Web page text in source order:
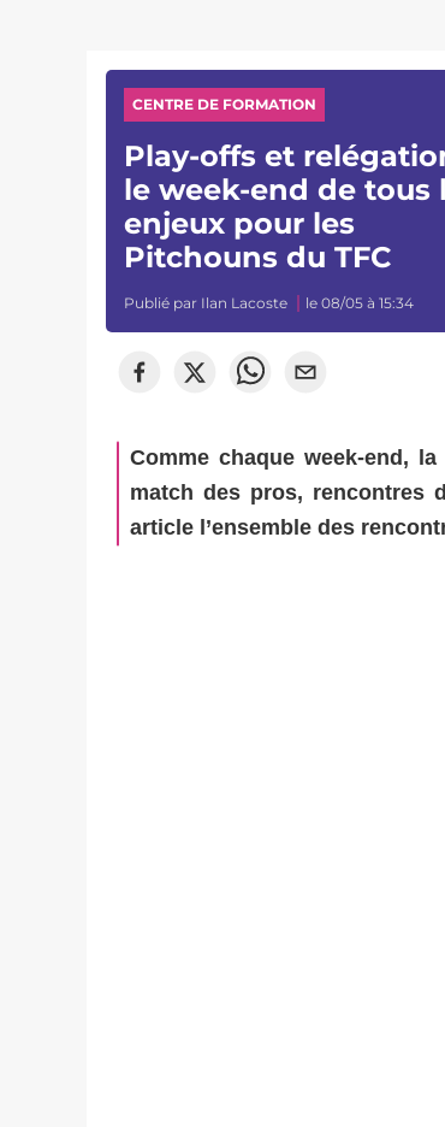
CENTRE DE FORMATION
Play-offs et
le week-end de tous
enjeux pour les
Pitchouns du TFC
Publié par Ilan Lacoste le 08/05 à 15:34
Comme chaque week-end,
match des pros, rencontres
article l’ensemble des